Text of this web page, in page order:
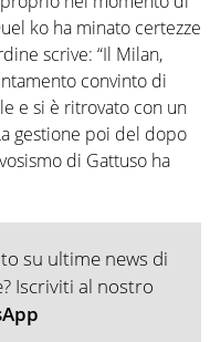
ko ha minato certezze
scrive: “Il Milan,
convinto di
e si è ritrovato con un
gestione poi del dopo
di Gattuso ha
su ultime news di
Iscriviti al nostro